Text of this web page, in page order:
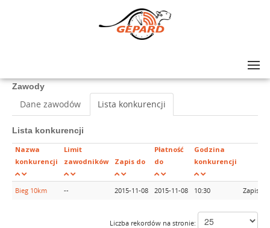
Zawody
Dane zawodów Lista konkurencji
Lista konkurencji
Nazwa
konkurencji
Limit
zawodników
Zapis do
Płatność
do
Godzina
konkurencji
Bieg 10km -- 2015-11-08 2015-11-08 10:30 Zapisy
Liczba rekordów na stronie: